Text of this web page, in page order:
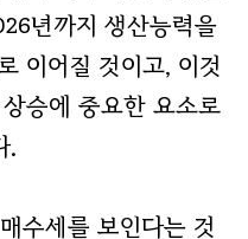
년까지 생산능력을
이어질 것이고, 이것
승에 중요한 요소로
.
수세를 보인다는 것